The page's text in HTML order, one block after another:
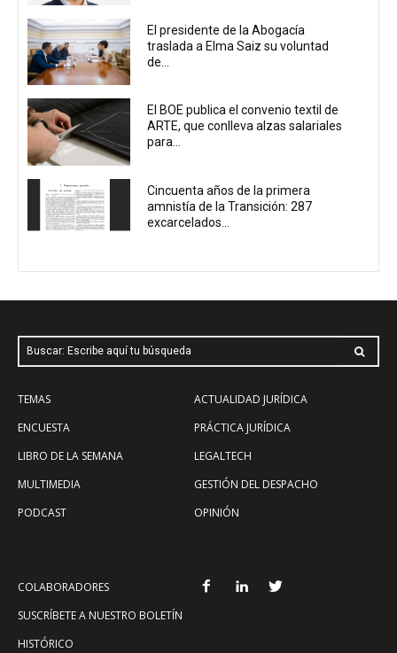
El presidente de la Abogacía
traslada a Elma Saiz su voluntad
de...
El BOE publica el convenio textil de
ARTE, que conlleva alzas salariales
para...
Cincuenta años de la primera
amnistía de la Transición: 287
excarcelados...
Buscar: Escribe aquí tu búsqueda
TEMAS
ENCUESTA
LIBRO DE LA SEMANA
MULTIMEDIA
PODCAST
ACTUALIDAD JURÍDICA
PRÁCTICA JURÍDICA
LEGALTECH
GESTIÓN DEL DESPACHO
OPINIÓN
COLABORADORES
SUSCRÍBETE A NUESTRO BOLETÍN
HISTÓRICO